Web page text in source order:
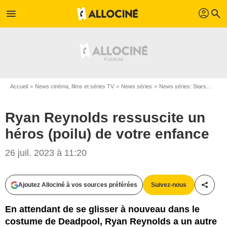
menu profil search
Accueil News cinéma, films et séries TV News séries News séries: Stars
Ryan Reynolds ressuscite un
héros (poilu) de votre enfance
26 juil. 2023 à 11:20
Ajoutez Allociné à vos sources préférées Suivez-nous
En attendant de se glisser à nouveau dans le
costume de Deadpool, Ryan Reynolds a un autre